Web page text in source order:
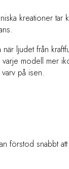
kreationer tar
ljudet från
modell mer
på isen.
förstod snabbt